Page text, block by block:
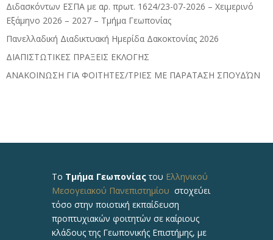
Διδασκόντων ΕΣΠΑ με αρ. πρωτ. 1624/23-07-2026 – Χειμερινό
Εξάμηνο 2026 – 2027 – Τμήμα Γεωπονίας
Πανελλαδική Διαδικτυακή Ημερίδα Δακοκτονίας 2026
ΔΙΑΠΙΣΤΩΤΙΚΕΣ ΠΡΑΞΕΙΣ ΕΚΛΟΓΗΣ
ΑΝΑΚΟΙΝΩΣΗ ΓΙΑ ΦΟΙΤΗΤΕΣ/ΤΡΙΕΣ ΜΕ ΠΑΡΑΤΑΣΗ ΣΠΟΥΔΏΝ
Το Τμήμα Γεωπονίαςτου Ελληνικού
Μεσογειακού Πανεπιστημίου στοχεύει
τόσο στην ποιοτική εκπαίδευση
προπτυχιακών φοιτητών σε καίριους
κλάδους της Γεωπονικής Επιστήμης, με